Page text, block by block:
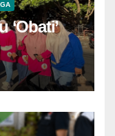
‘Obati’